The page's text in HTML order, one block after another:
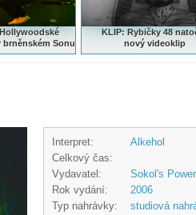
brněnském Sonu
KLIP: Rybičky 48
nový videoklip
Interpret:
Alkehol
Celkový čas:
Vydavatel:
Sokol's
Rok vydání:
2006
Typ nahrávky:
studiová